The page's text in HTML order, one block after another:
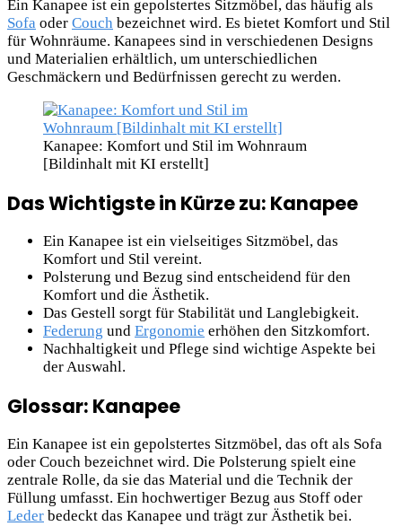
Ein Kanapee ist ein gepolstertes Sitzmöbel, das häufig als
Sofa oder Couch bezeichnet wird. Es bietet Komfort und Stil
für Wohnräume. Kanapees sind in verschiedenen Designs
und Materialien erhältlich, um unterschiedlichen
Geschmäckern und Bedürfnissen gerecht zu werden.
Kanapee: Komfort und Stil im Wohnraum
[Bildinhalt mit KI erstellt]
Das Wichtigste in Kürze zu: Kanapee
Ein Kanapee ist ein vielseitiges Sitzmöbel, das
Komfort und Stil vereint.
Polsterung und Bezug sind entscheidend für den
Komfort und die Ästhetik.
Das Gestell sorgt für Stabilität und Langlebigkeit.
Federung und Ergonomie erhöhen den Sitzkomfort.
Nachhaltigkeit und Pflege sind wichtige Aspekte bei
der Auswahl.
Glossar: Kanapee
Ein Kanapee ist ein gepolstertes Sitzmöbel, das oft als Sofa
oder Couch bezeichnet wird. Die Polsterung spielt eine
zentrale Rolle, da sie das Material und die Technik der
Füllung umfasst. Ein hochwertiger Bezug aus Stoff oder
Leder bedeckt das Kanapee und trägt zur Ästhetik bei.